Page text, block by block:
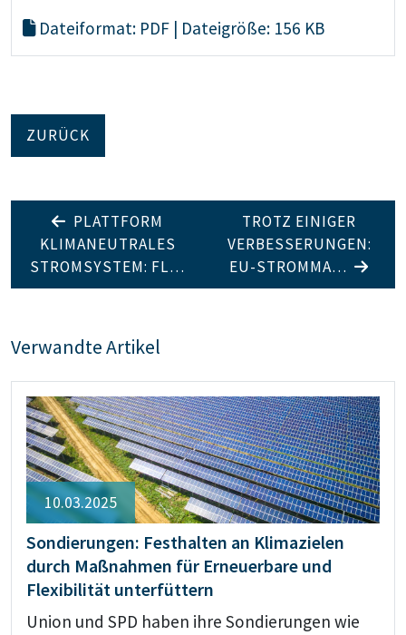
Dateiformat: PDF | Dateigröße: 156 KB
ZURÜCK
PLATTFORM
KLIMANEUTRALES
STROMSYSTEM: FL…
TROTZ EINIGER
VERBESSERUNGEN:
EU-STROMMA…
Verwandte Artikel
10.03.2025
Sondierungen: Festhalten an Klimazielen
durch Maßnahmen für Erneuerbare und
Flexibilität unterfüttern
Union und SPD haben ihre Sondierungen wie